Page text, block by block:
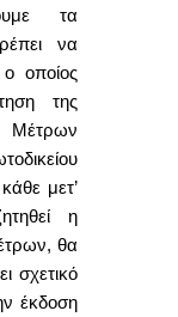
τα
να
ο οποίος
της
Μέτρων
μετ’
η
θα
σχετικό
έκδοση